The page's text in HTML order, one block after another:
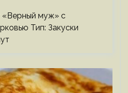
«Верный муж» с
Тип: Закуски